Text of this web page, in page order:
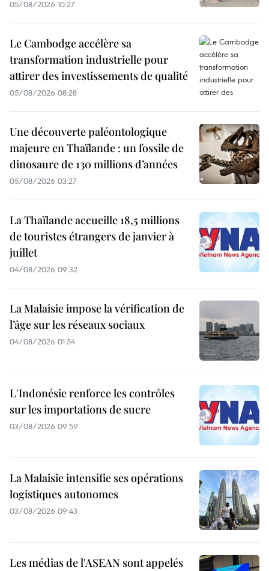
05/08/2026 10:27
Le Cambodge accélère sa
transformation industrielle pour
attirer des investissements de qualité
05/08/2026 08:28
Une découverte paléontologique
majeure en Thaïlande : un fossile de
dinosaure de 130 millions d’années
05/08/2026 03:27
La Thaïlande accueille 18,5 millions
de touristes étrangers de janvier à
juillet
04/08/2026 09:32
La Malaisie impose la vérification de
l’âge sur les réseaux sociaux
04/08/2026 01:54
L'Indonésie renforce les contrôles
sur les importations de sucre
03/08/2026 09:59
La Malaisie intensifie ses opérations
logistiques autonomes
03/08/2026 09:43
Les médias de l'ASEAN sont appelés